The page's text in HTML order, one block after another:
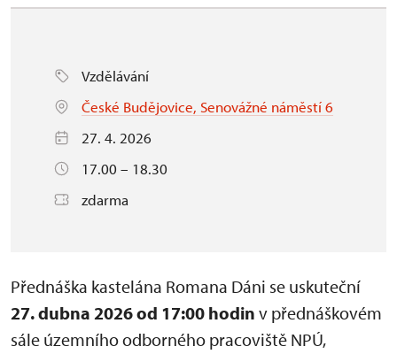
Vzdělávání
České Budějovice, Senovážné náměstí 6
27. 4. 2026
17.00 – 18.30
zdarma
Přednáška kastelána Romana Dáni se uskuteční
27. dubna 2026 od 17:00 hodin v přednáškovém
sále územního odborného pracoviště NPÚ,